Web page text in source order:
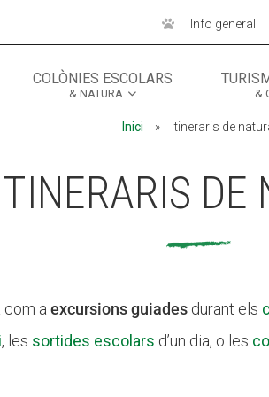
Info general
COLÒNIES ESCOLARS
& NATURA &
Inici » Itineraris de
DE
com aexcursions guiades durant els
, les sortides escolars d’un dia, o les
MÓN ESCOLAR
SOCIAL I JOVES
MÓN ESCOLAR
SOCIAL I JOVES